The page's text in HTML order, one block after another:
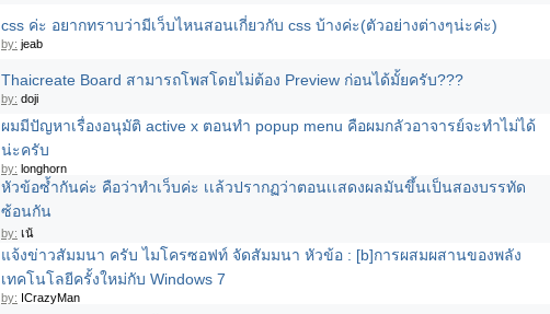
css ค่ะ อยากทราบว่ามีเว็บไหนสอนเกี่ยวกับ css บ้างค่ะ(ตัวอย่างต่างๆน่ะค่ะ)
by: jeab
Thaicreate Board สามารถโพสโดยไม่ต้อง Preview ก่อนได้มั้ยครับ???
by: doji
ผมมีปัญหาเรื่องอนุมัติ active x ตอนทำ popup menu คือผมกลัวอาจารย์จะทำไม่ได้
น่ะครับ
by: longhorn
หัวข้อซ้ำกันค่ะ คือว่าทำเว็บค่ะ เเล้วปรากฏว่าตอนเเสดงผลมันขึ้นเป็นสองบรรทัด
ซ้อนกัน
by: เน้
แจ้งข่าวสัมมนา ครับ ไมโครซอฟท์ จัดสัมมนา หัวข้อ : [b]การผสมผสานของพลัง
เทคโนโลยีครั้งใหม่กับ Windows 7
by: ICrazyMan